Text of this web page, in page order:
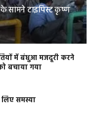
सामने टाइपिस्ट कृष्ण
में बंधुआ मजदूरी करने
बचाया गया
समस्या